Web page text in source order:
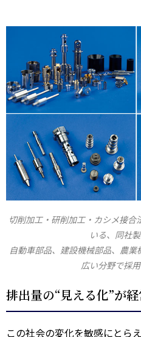
切削加工・研削加工・カシメ接
いる、同社
自動車部品、建設機械部品、農
広い分野で採
排出量の“見える化”が
この社会の変化を敏感にとら